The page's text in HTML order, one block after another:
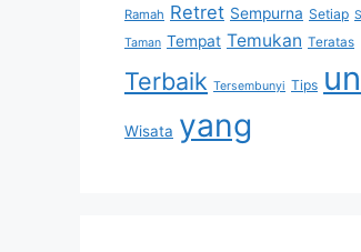
Ramah Retret Sempurna Setiap
Taman Tempat Temukan Teratas
Terbaik Tersembunyi Tips
Wisata yang